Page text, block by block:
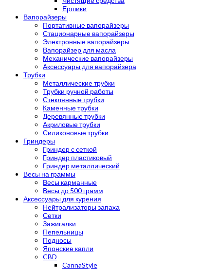
Ершики
Вапорайзеры
Портативные вапорайзеры
Стационарные вапорайзеры
Электронные вапорайзеры
Вапорайзер для масла
Механические вапорайзеры
Аксессуары для вапорайзера
Трубки
Металлические трубки
Трубки ручной работы
Стеклянные трубки
Каменные трубки
Деревянные трубки
Акриловые трубки
Силиконовые трубки
Гриндеры
Гриндер с сеткой
Гриндер пластиковый
Гриндер металлический
Весы на граммы
Весы карманные
Весы до 500 грамм
Аксессуары для курения
Нейтрализаторы запаха
Сетки
Зажигалки
Пепельницы
Подносы
Японские капли
CBD
CannaStyle